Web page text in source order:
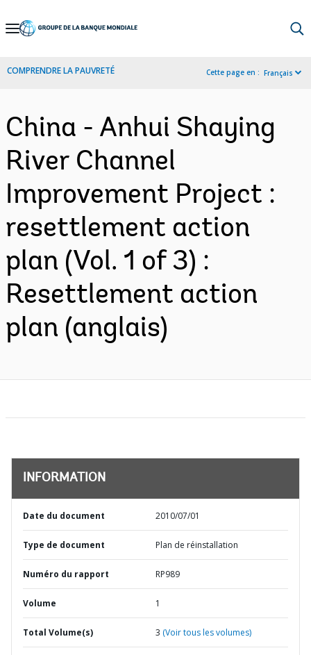
Skip
Navigation
COMPRENDRE LA PAUVRETÉ Cette page en : Français
China - Anhui Shaying
River Channel
Improvement Project :
resettlement action
plan (Vol. 1 of 3) :
Resettlement action
plan (anglais)
INFORMATION
Date du document 2010/07/01
Type de document Plan de réinstallation
Numéro du rapport RP989
Volume 1
Total Volume(s) 3 (Voir tous les volumes)